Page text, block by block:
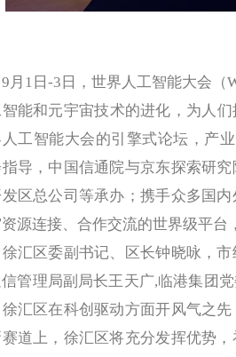
1日-3日，世界人工智能大会（
智能和元宇宙技术的进化，为人
工智能大会的引擎式论坛，产
导，中国信通院与京东探索研
区总公司等承办；携手众多国
源连接、合作交流的世界级平
区委副书记、区长钟晓咏，市
管理局副局长王天广,临港集团
汇区在科创驱动方面开风气之
道上，徐汇区将充分发挥优势